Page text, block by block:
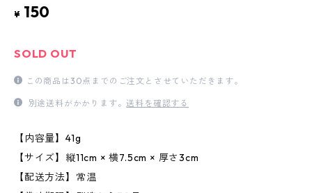
¥ 150
SOLD OUT
この商品は30点までのご注文とさせていただきます。
別途送料がかかります。送料を確認する
【内容量】41g
【サイズ】縦11cm × 横7.5cm × 厚さ3cm
【配送方法】常温